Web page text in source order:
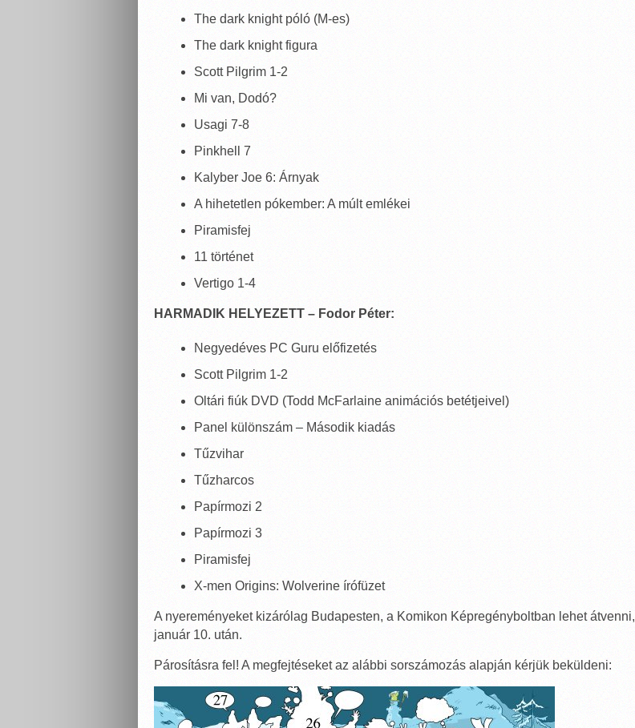
The dark knight póló (M-es)
The dark knight figura
Scott Pilgrim 1-2
Mi van, Dodó?
Usagi 7-8
Pinkhell 7
Kalyber Joe 6: Árnyak
A hihetetlen pókember: A múlt emlékei
Piramisfej
11 történet
Vertigo 1-4
HARMADIK HELYEZETT – Fodor Péter:
Negyedéves PC Guru előfizetés
Scott Pilgrim 1-2
Oltári fiúk DVD (Todd McFarlaine animációs betétjeivel)
Panel különszám – Második kiadás
Tűzvihar
Tűzharcos
Papírmozi 2
Papírmozi 3
Piramisfej
X-men Origins: Wolverine írófüzet
A nyereményeket kizárólag Budapesten, a Komikon Képregényboltban lehet átvenni,
január 10. után.
Párosításra fel! A megfejtéseket az alábbi sorszámozás alapján kérjük beküldeni: